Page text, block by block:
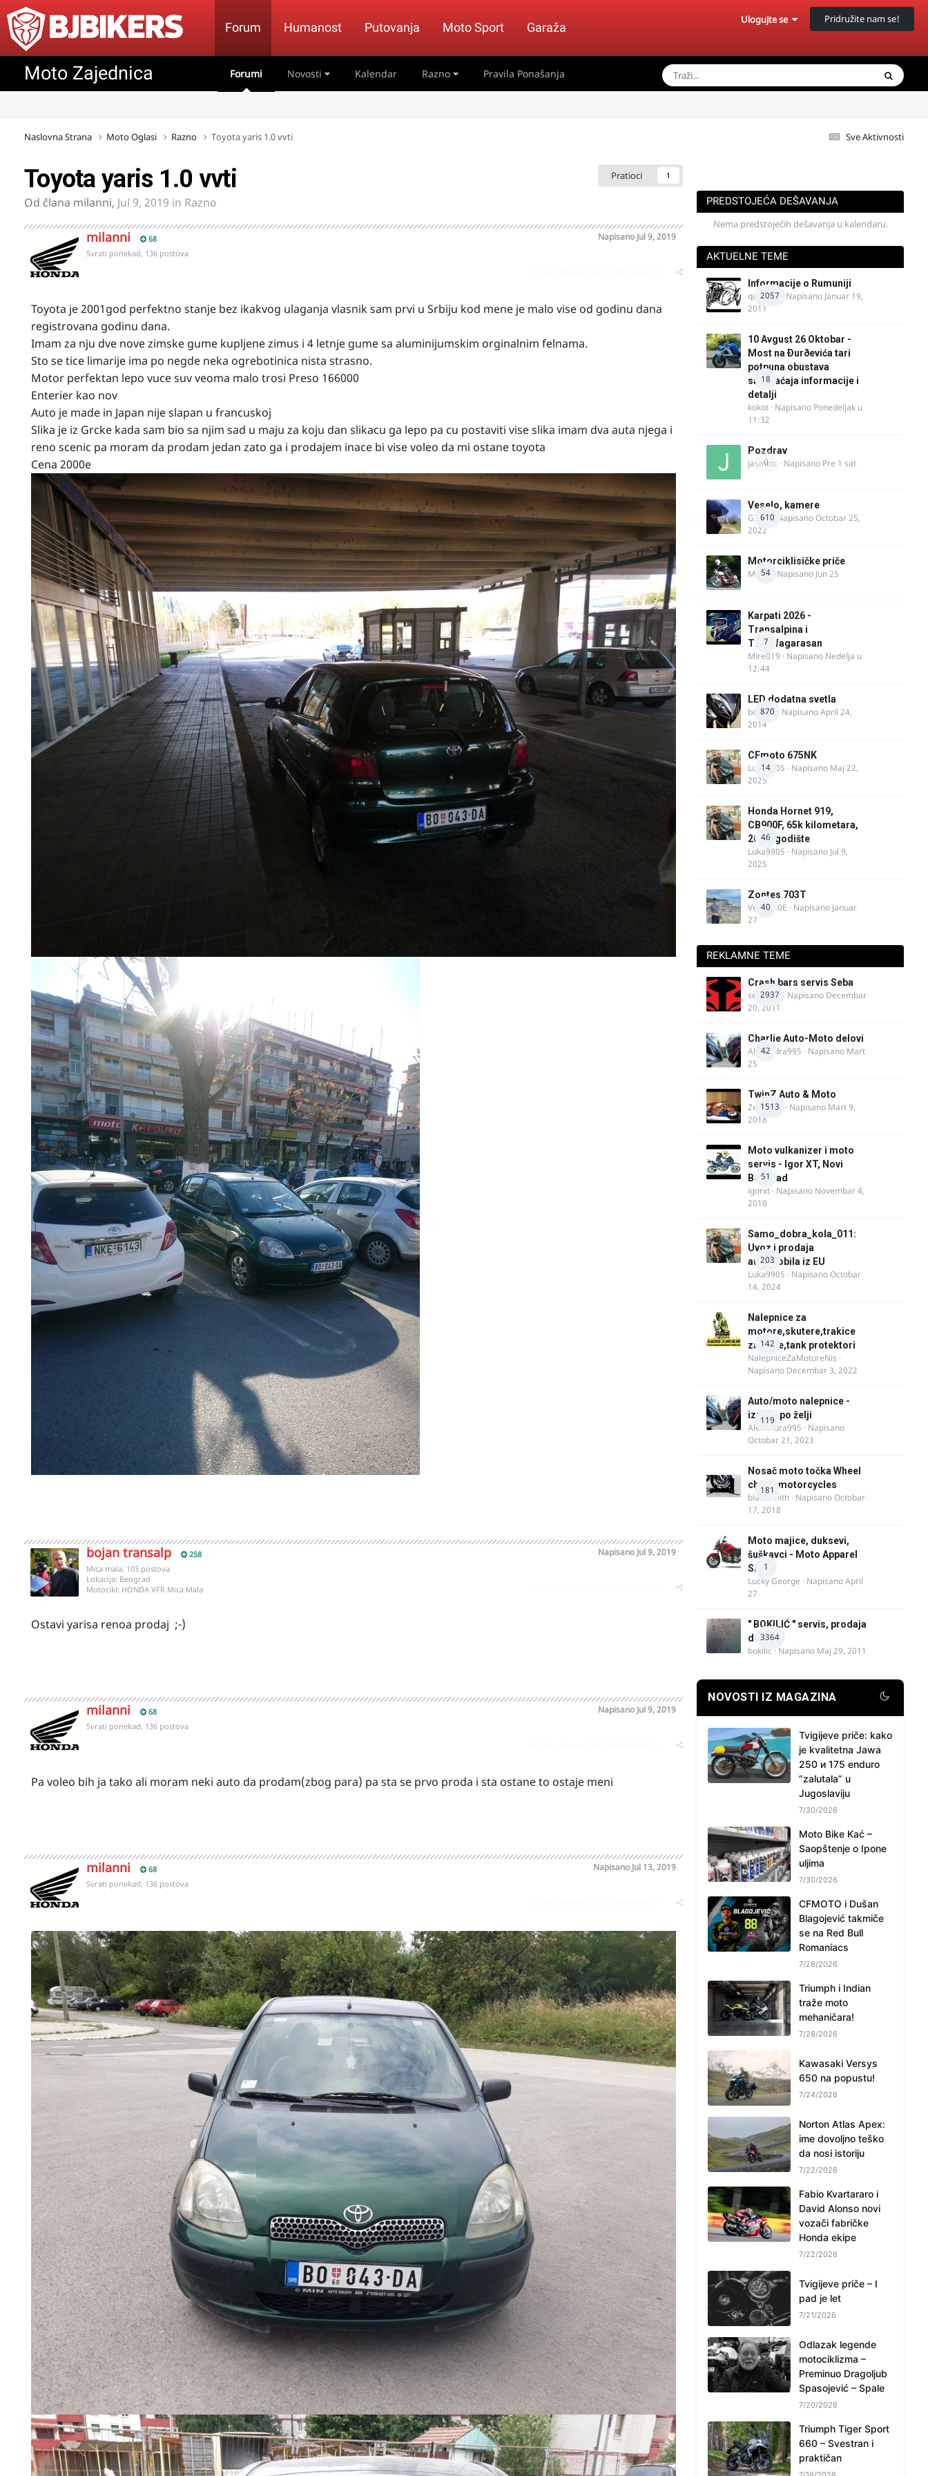
Forum Humanost Putovanja Moto Sport Garaža
Ulogujte se Pridružite nam se!
Moto Zajednica Forumi Novosti Kalendar Razno Pravila Ponašanja
Sve Aktivnosti
Naslovna Strana Moto Oglasi Razno Toyota yaris 1.0 vvti
Pratioci 1
Toyota yaris 1.0 vvti
Od člana milanni, Jul 9, 2019 in Razno
milanni 68 Napisano Jul 9, 2019
Svrati ponekad, 136 postova
Toyota je 2001god perfektno stanje bez ikakvog ulaganja vlasnik sam prvi u Srbiju kod mene je malo vise od godinu dana
registrovana godinu dana.
Imam za nju dve nove zimske gume kupljene zimus i 4 letnje gume sa aluminijumskim orginalnim felnama.
Sto se tice limarije ima po negde neka ogrebotinica nista strasno.
Motor perfektan lepo vuce suv veoma malo trosi Preso 166000
Enterier kao nov
Auto je made in Japan nije slapan u francuskoj
Slika je iz Grcke kada sam bio sa njim sad u maju za koju dan slikacu ga lepo pa cu postaviti vise slika imam dva auta njega i
reno scenic pa moram da prodam jedan zato ga i prodajem inace bi vise voleo da mi ostane toyota
Cena 2000e
bojan transalp 258 Napisano Jul 9, 2019
Mica mala, 103 postova
Lokacija: Beograd
Motocikl: HONDA VFR Mica Mala
Ostavi yarisa renoa prodaj ;-)
milanni 68 Napisano Jul 9, 2019
Svrati ponekad, 136 postova
Pa voleo bih ja tako ali moram neki auto da prodam(zbog para) pa sta se prvo proda i sta ostane to ostaje meni
milanni 68 Napisano Jul 13, 2019
Svrati ponekad, 136 postova
PREDSTOJEĆA DEŠAVANJA
Nema predstojećih dešavanja u kalendaru.
AKTUELNE TEME
2057
Informacije o Rumuniji
quasaar · Napisano Januar 19,
2011
18
10 Avgust 26 Oktobar -
Most na Ðurðevića tari
potpuna obustava
saobraćaja informacije i
detalji
kokot · Napisano Ponedeljak u
11:32
0
Pozdrav
jasminc · Napisano Pre 1 sat
610
Veselo, kamere
GR 46· NapisanoOctobar 25,
2022
54
Motorciklisičke priče
MIHO · Napisano Jun 25
7
Karpati 2026 -
Transalpina i
Transfagarasan
Mire019 · Napisano Nedelja u
12:44
870
LED dodatna svetla
boki.64 · NapisanoApril 24,
2014
14
CFmoto 675NK
Luka9905 · Napisano Maj 22,
2025
46
Honda Hornet 919,
CB900F, 65k kilometara,
2005. godište
Luka9905 · Napisano Jul 9,
2025
40
Zontes 703T
Verdi350E · Napisano Januar
27
REKLAMNE TEME
2937
Crash bars servis Seba
seba011 · Napisano Decembar
20, 2011
42
Charlie Auto-Moto delovi
Alexandra995 · Napisano Mart
25
1513
TwinZ Auto & Moto
Zeljkamp · Napisano Mart 9,
2018
51
Moto vulkanizer i moto
servis - Igor XT, Novi
Beograd
igorxt · Napisano Novembar 4,
2010
203
Samo_dobra_kola_011:
Uvoz i prodaja
automobila iz EU
Luka9905 · NapisanoOctobar
14, 2024
142
Nalepnice za
motore,skutere,trakice
za felne,tank protektori
NalepniceZaMotoreNis ·
Napisano Decembar 3, 2022
119
Auto/moto nalepnice -
izrada po želji
Alexandra995 · Napisano
Octobar 21, 2023
181
Nosač moto točka Wheel
chock motorcycles
blacksmith · NapisanoOctobar
17, 2018
1
Moto majice, duksevi,
šuškavci - Moto Apparel
SRB
Lucky George · NapisanoApril
27
3364
" BOKILIĆ " servis, prodaja
delova
bokilic · Napisano Maj 29, 2011
NOVOSTI IZ MAGAZINA
Tvigijeve priče: kako
je kvalitetna Jawa
250 и 175 enduro
“zalutala” u
Jugoslaviju
7/30/2026
Moto Bike Kać –
Saopštenje o Ipone
uljima
7/30/2026
CFMOTO i Dušan
Blagojević takmiče
se na Red Bull
Romaniacs
7/28/2026
Triumph i Indian
traže moto
mehaničara!
7/28/2026
Kawasaki Versys
650 na popustu!
7/24/2026
Norton Atlas Apex:
ime dovoljno teško
da nosi istoriju
7/22/2026
Fabio Kvartararo i
David Alonso novi
vozači fabričke
Honda ekipe
7/22/2026
Tvigijeve priče – I
pad je let
7/21/2026
Odlazak legende
motociklizma –
Preminuo Dragoljub
Spasojević – Spale
7/20/2026
Triumph Tiger Sport
660 – Svestran i
praktičan